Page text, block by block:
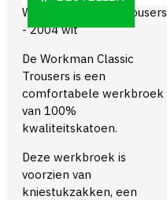
Workman Classic Trousers
- 2004 wit
De Workman Classic
Trousers is een
comfortabele werkbroek
van 100%
kwaliteitskatoen.
Deze werkbroek is
voorzien van
kniestukzakken, een